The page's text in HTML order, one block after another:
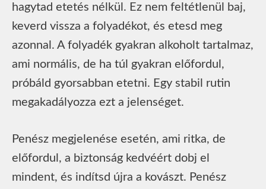
hagytad etetés nélkül. Ez nem feltétlenül baj,
keverd vissza a folyadékot, és etesd meg
azonnal. A folyadék gyakran alkoholt tartalmaz,
ami normális, de ha túl gyakran előfordul,
próbáld gyorsabban etetni. Egy stabil rutin
megakadályozza ezt a jelenséget.
Penész megjelenése esetén, ami ritka, de
előfordul, a biztonság kedvéért dobj el
mindent, és indítsd újra a kovászt. Penész